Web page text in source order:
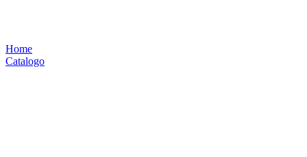
Home
Catalogo